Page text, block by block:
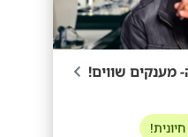
מענקים שווים!